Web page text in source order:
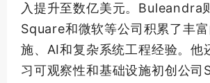
入提升至数亿美元。Buleandra
Square和微软等公司积累了丰
施、AI和复杂系统工程经验。他
习可观察性和基础设施初创公司